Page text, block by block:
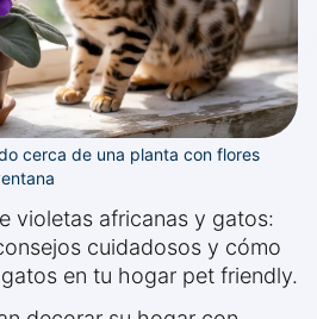
cerca de una planta con flores
violetas africanas y gatos:
cuidadosos y cómo
en tu hogar pet friendly.